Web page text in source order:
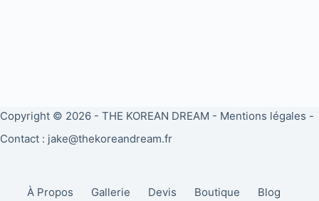
Copyright © 2026 - THE KOREAN DREAM - Mentions légales -
Contact : jake@thekoreandream.fr
À Propos Gallerie Devis Boutique Blog